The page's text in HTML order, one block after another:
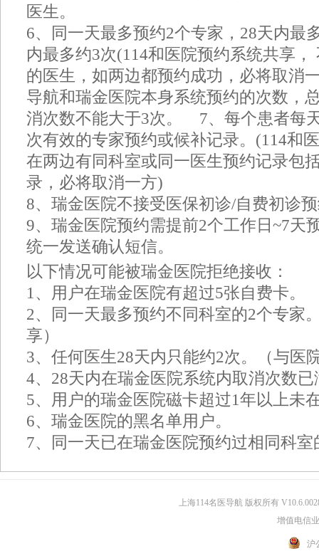
医生。
6、同一天最多预约2个专家，28天内最
内最多约3次(114和医院预约系统共享
的医生，如两边都预约成功，必将取消
导航和瑞金医院本身系统预约的次数，
消次数不能大于3次。 7、每个患者每
次有效的专家预约或候补记录。(114和
在两边有同科室或同一医生预约记录包
录，必将取消一方)
8、瑞金医院不接受医保初诊/自费初诊
9、瑞金医院预约需提前2个工作日~7天
统一发送确认短信。
以下情况可能被瑞金医院拒绝接收：
1、用户在瑞金医院有超过5张自费卡。
2、同一天最多预约不同科室的2个专家
享）
3、任何医生28天内只能约2次。（与医
4、28天内在瑞金医院系统内取消次数已
5、用户的瑞金医院磁卡超过1年以上未
6、瑞金医院的黑名单用户。
7、同一天已在瑞金医院预约过相同科室
上海114名医导航 版权所有
增值电信
沪